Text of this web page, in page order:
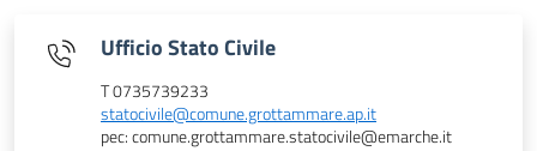
Ufficio Stato Civile
T 0735739233
statocivile@comune.grottammare.ap.it
pec: comune.grottammare.statocivile@emarche.it